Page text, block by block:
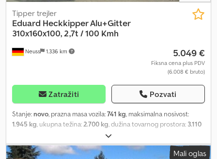
Neuss 1.336 km
Tipper trejler
Eduard Heckkipper Alu+Gitter
310x160x100, 2,7t / 100 Kmh
5.049 €
Fiksna cena plus PDV
(6.008 € bruto)
Zatražiti Pozvati
Stanje: novo, prazna masa vozila:741 kg, maksimalna nosivost:
1.945 kg, ukupna težina:2.700 kg, dužina tovarnog prostora: 3.110
1.563 mm
300 mm, NOVO KOD NAS Nepobedivo povoljno: EDUARD tandem
kip prikolica sa unutrašnjim dimenzijama 310 x 160 x 30 cm +Mali oglas